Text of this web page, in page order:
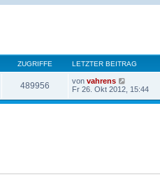
ZUGRIFFE LETZTER BEITRAG
489956 von vahrens
Fr 26. Okt 2012, 15:44